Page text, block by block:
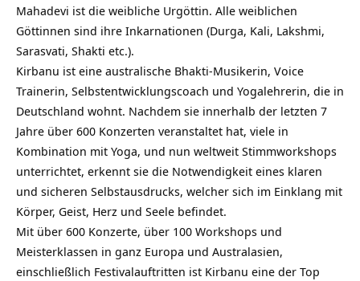
Mahadevi ist die weibliche Urgöttin. Alle weiblichen
Göttinnen sind ihre Inkarnationen (Durga, Kali, Lakshmi,
Sarasvati, Shakti etc.).
Kirbanu ist eine australische Bhakti-Musikerin, Voice
Trainerin, Selbstentwicklungscoach und Yogalehrerin, die in
Deutschland wohnt. Nachdem sie innerhalb der letzten 7
Jahre über 600 Konzerten veranstaltet hat, viele in
Kombination mit Yoga, und nun weltweit Stimmworkshops
unterrichtet, erkennt sie die Notwendigkeit eines klaren
und sicheren Selbstausdrucks, welcher sich im Einklang mit
Körper, Geist, Herz und Seele befindet.
Mit über 600 Konzerte, über 100 Workshops und
Meisterklassen in ganz Europa und Australasien,
einschließlich Festivalauftritten ist Kirbanu eine der Top